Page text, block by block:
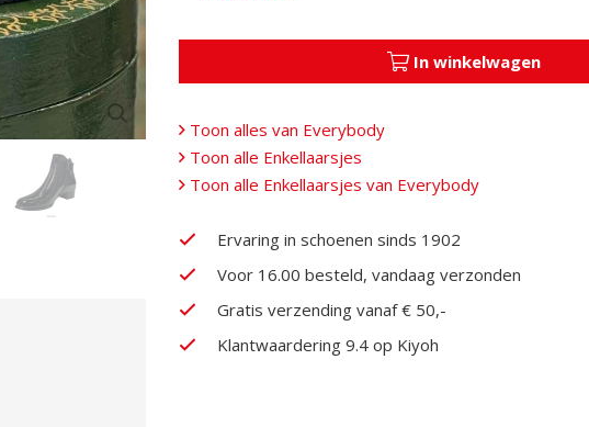
In winkelwagen
Toon alles van Everybody
Toon alle Enkellaarsjes
Toon alle Enkellaarsjes van Everybody
Ervaring in schoenen sinds 1902
Voor 16.00 besteld, vandaag verzonden
Gratis verzending vanaf € 50,-
Klantwaardering 9.4 op Kiyoh